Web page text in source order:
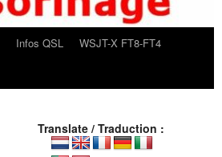
Infos QSL
WSJT-X FT8-FT4
Translate / Traduction :